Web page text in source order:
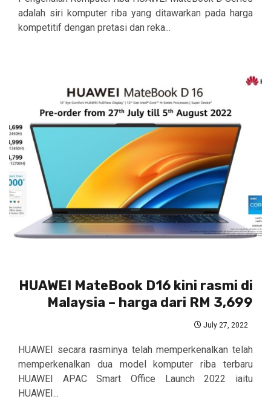
adalah siri komputer riba yang ditawarkan pada harga
kompetitif dengan pretasi dan reka...
HUAWEI MateBook D16 kini rasmi di
Malaysia – harga dari RM 3,699
July 27, 2022
HUAWEI secara rasminya telah memperkenalkan telah
memperkenalkan dua model komputer riba terbaru
HUAWEI APAC Smart Office Launch 2022 iaitu
HUAWEI...